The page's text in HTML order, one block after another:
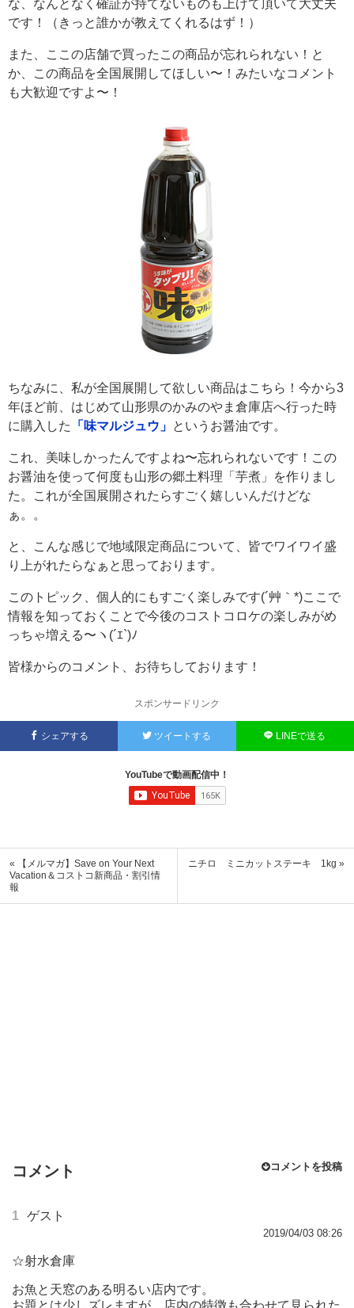
な、なんとなく確証が持てないものも上げて頂いて大丈夫
です！（きっと誰かが教えてくれるはず！）
また、ここの店舗で買ったこの商品が忘れられない！と
か、この商品を全国展開してほしい〜！みたいなコメント
も大歓迎ですよ〜！
ちなみに、私が全国展開して欲しい商品はこちら！今から3
年ほど前、はじめて山形県のかみのやま倉庫店へ行った時
に購入した
「味マルジュウ」 というお醤油です。
これ、美味しかったんですよね〜忘れられないです！この
お醤油を使って何度も山形の郷土料理「芋煮」を作りまし
た。これが全国展開されたらすごく嬉しいんだけどな
ぁ。。
と、こんな感じで地域限定商品について、皆でワイワイ盛
り上がれたらなぁと思っております。
このトピック、個人的にもすごく楽しみです(´艸｀*)ここで
情報を知っておくことで今後のコストコロケの楽しみがめ
っちゃ増える〜ヽ(´ｴ`)ﾉ
皆様からのコメント、お待ちしております！
スポンサードリンク
シェアする ツイートする LINEで送る
YouTubeで動画配信中！
« 【メルマガ】Save on Your Next
Vacation＆コストコ新商品・割引情
報
ニチロ ミニカットステーキ 1kg »
コメント コメントを投稿
1 ゲスト
2019/04/03 08:26
☆射水倉庫
お魚と天窓のある明るい店内です。